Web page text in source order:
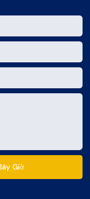
Giờ